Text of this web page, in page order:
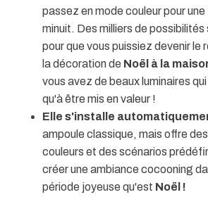
passez en mode couleur pour
minuit. Des milliers de possibilités
pour que vous puissiez devenir le
la décoration de Noël à la
vous avez de beaux luminaires
qu'à être mis en valeur !
Elle s'installe
ampoule classique, mais offre
couleurs et des scénarios
créer une ambiance cocooning
période joyeuse qu'est Noël !